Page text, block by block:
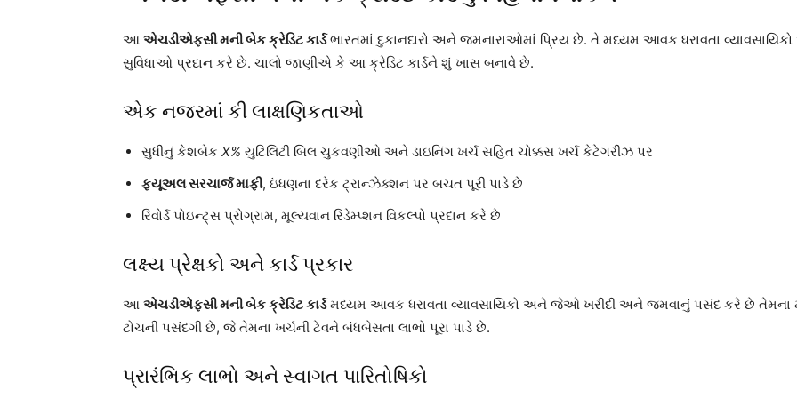
આ એચડીએફસી મની બેક ક્રેડિટ કાર્ડભારતમાં દુકાનદારો અને જમનારાઓમાં પ્રિય છે. તે મધ્યમ આવક ધરાવતા વ્યાવસાયિકો
સુવિધાઓ પ્રદાન કરે છે. ચાલો જાણીએ કે આ ક્રેડિટ કાર્ડને શું ખાસ બનાવે છે.
એક નજરમાં કી લાક્ષણિકતાઓ
સુધીનું કેશબેક X% યુટિલિટી બિલ ચુકવણીઓ અને ડાઇનિંગ ખર્ચ સહિત ચોક્કસ ખર્ચ કેટેગરીઝ પર
ફ્યૂઅલ સરચાર્જ માફી, ઇંધણના દરેક ટ્રાન્ઝેક્શન પર બચત પૂરી પાડે છે
રિવોર્ડ પોઇન્ટ્સ પ્રોગ્રામ, મૂલ્યવાન રિડેમ્પ્શન વિકલ્પો પ્રદાન કરે છે
લક્ષ્ય પ્રેક્ષકો અને કાર્ડ પ્રકાર
આ એચડીએફસી મની બેક ક્રેડિટ કાર્ડમધ્યમ આવક ધરાવતા વ્યાવસાયિકો અને જેઓ ખરીદી અને જમવાનું પસંદ કરે છે તેમના
ટોચની પસંદગી છે, જે તેમના ખર્ચની ટેવને બંધબેસતા લાભો પૂરા પાડે છે.
પ્રારંભિક લાભો અને સ્વાગત પારિતોષિકો